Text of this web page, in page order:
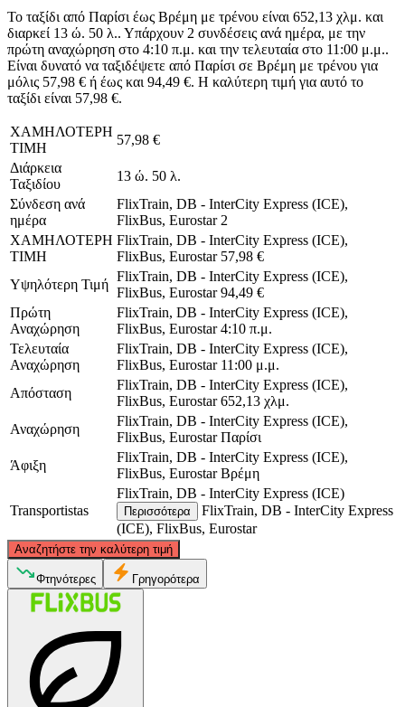
Το ταξίδι από Παρίσι έως Βρέμη με τρένου είναι 652,13 χλμ. και
διαρκεί 13 ώ. 50 λ.. Υπάρχουν 2 συνδέσεις ανά ημέρα, με την
πρώτη αναχώρηση στο 4:10 π.μ. και την τελευταία στο 11:00 μ.μ..
Είναι δυνατό να ταξιδέψετε από Παρίσι σε Βρέμη με τρένου για
μόλις 57,98 € ή έως και 94,49 €. Η καλύτερη τιμή για αυτό το
ταξίδι είναι 57,98 €.
ΧΑΜΗΛΟΤΕΡΗ
ΤΙΜΗ
57,98 €
Διάρκεια
Ταξιδίου
13 ώ. 50 λ.
Σύνδεση ανά
ημέρα
FlixTrain, DB - InterCity Express (ICE),
FlixBus, Eurostar 2
ΧΑΜΗΛΟΤΕΡΗ
ΤΙΜΗ
FlixTrain, DB - InterCity Express (ICE),
FlixBus, Eurostar 57,98 €
Υψηλότερη Τιμή
FlixTrain, DB - InterCity Express (ICE),
FlixBus, Eurostar 94,49 €
Πρώτη
Αναχώρηση
FlixTrain, DB - InterCity Express (ICE),
FlixBus, Eurostar 4:10 π.μ.
Τελευταία
Αναχώρηση
FlixTrain, DB - InterCity Express (ICE),
FlixBus, Eurostar 11:00 μ.μ.
Απόσταση
FlixTrain, DB - InterCity Express (ICE),
FlixBus, Eurostar 652,13 χλμ.
Αναχώρηση
FlixTrain, DB - InterCity Express (ICE),
FlixBus, Eurostar Παρίσι
Άφιξη
FlixTrain, DB - InterCity Express (ICE),
FlixBus, Eurostar Βρέμη
Transportistas
FlixTrain, DB - InterCity Express (ICE)
Περισσότερα
FlixTrain, DB - InterCity Express
(ICE), FlixBus, Eurostar
Αναζητήστε την καλύτερη τιμή
©CARTO, ©
Φτηνότερες Γρηγορότερα